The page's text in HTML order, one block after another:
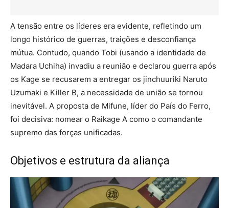
A tensão entre os líderes era evidente, refletindo um
longo histórico de guerras, traições e desconfiança
mútua. Contudo, quando Tobi (usando a identidade de
Madara Uchiha) invadiu a reunião e declarou guerra após
os Kage se recusarem a entregar os jinchuuriki Naruto
Uzumaki e Killer B, a necessidade de união se tornou
inevitável. A proposta de Mifune, líder do País do Ferro,
foi decisiva: nomear o Raikage A como o comandante
supremo das forças unificadas.
Objetivos e estrutura da aliança